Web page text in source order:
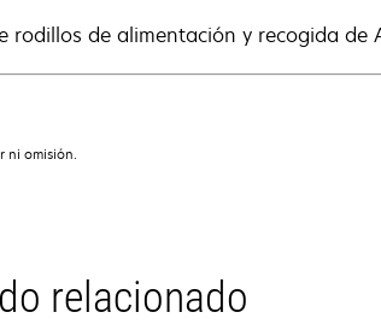
rodillos de alimentación y recogida de
ni omisión.
relacionado